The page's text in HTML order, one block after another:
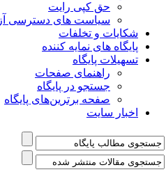
حق کپی رایت
سیاست های دسترسی آزاد
شکایات و تخلفات
پایگاه های نمایه کننده
تسهیلات پایگاه
راهنمای صفحات
جستجو در پایگاه
صفحه برترین‌های پایگاه
اخبار سایت